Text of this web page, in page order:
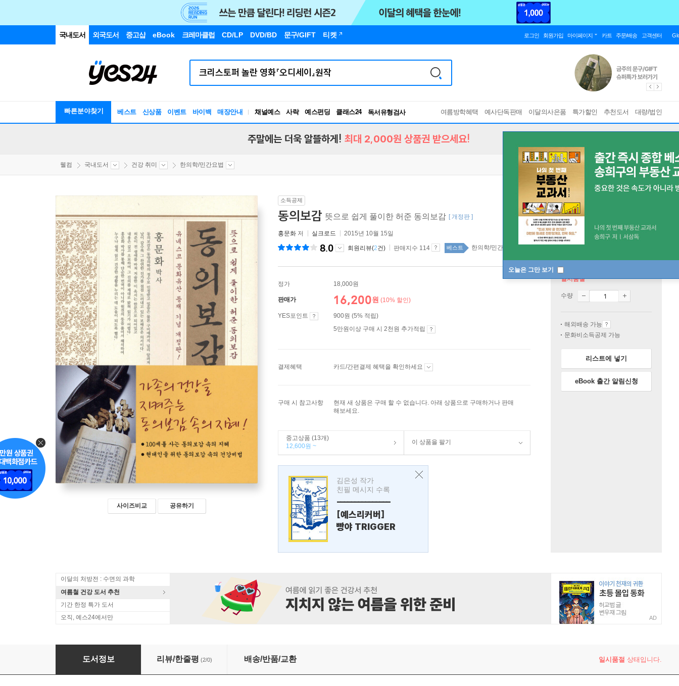
국내도서 외국도서 중고샵 eBook 크레마클럽 CD/LP DVD/BD 문구/GIFT 티켓 로그인 회원가입 마이페이지 카트 주문/배송 고객센터
빠른분야찾기 베스트 신상품 이벤트 바이백 매장안내 채널예스 사락 예스펀딩 클래스24
독서유형검사
RBTI Lab
여름방학혜택 예사단독판매 이달의사은품 특가할인 추천도서 대량/법인
오늘은 그만 보기
주말에는 더욱 알뜰하게! 최대 2,000원 상품권 받으세요!
웰컴 국내도서 건강 취미 한의학/민간요법
사이즈비교 공유하기
소득공제
동의보감 뜻으로 쉽게 풀이한 허준 동의보감 [ 개정판 ]
홍문화 저 실크로드 2015년 10월 15일
8.0 회원리뷰(2건) 판매지수 114 베스트 한의학/민간요법 top20 30주
정가 18,000원
판매가 16,200원 (10% 할인)
YES포인트
900원 (5% 적립)
5만원이상 구매 시 2천원 추가적립
결제혜택 카드/간편결제 혜택을 확인하세요
구매 시 참고사항
현재 새 상품은 구매 할 수 없습니다. 아래 상품으로 구매하거나 판매
해보세요.
중고상품 (13개)
12,600원 ~
이 상품을 팔기
김은성 작가
친필 메시지 수록
---------------
[예스리커버]
빵야 TRIGGER
일시품절
수량
해외배송 가능
문화비소득공제 가능
리스트에 넣기
eBook 출간 알림신청
이달의 처방전 : 수면의 과학
여름철 건강 도서 추천
기간 한정 특가 도서
오직, 예스24에서만
AD
동의보감
도서정보 리뷰/한줄평 (2/0) 배송/반품/교환 일시품절 상태입니다.